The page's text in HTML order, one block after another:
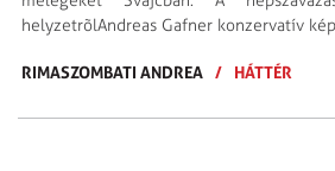
helyzetrõlAndreas Gafner konzervatív
RIMASZOMBATI ANDREA / HÁTTÉR